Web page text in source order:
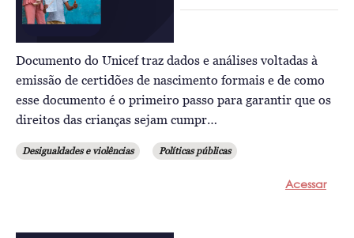
Documento do Unicef traz dados e análises voltadas à
emissão de certidões de nascimento formais e de como
esse documento é o primeiro passo para garantir que os
direitos das crianças sejam cumpr…
Desigualdades e violências Políticas públicas
Acessar